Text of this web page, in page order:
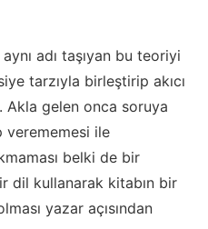
adı taşıyan bu teoriyi
tarzıyla birleştirip akıcı
Akla gelen onca soruya
verememesi ile
belki de bir
dil kullanarak kitabın bir
yazar açısından